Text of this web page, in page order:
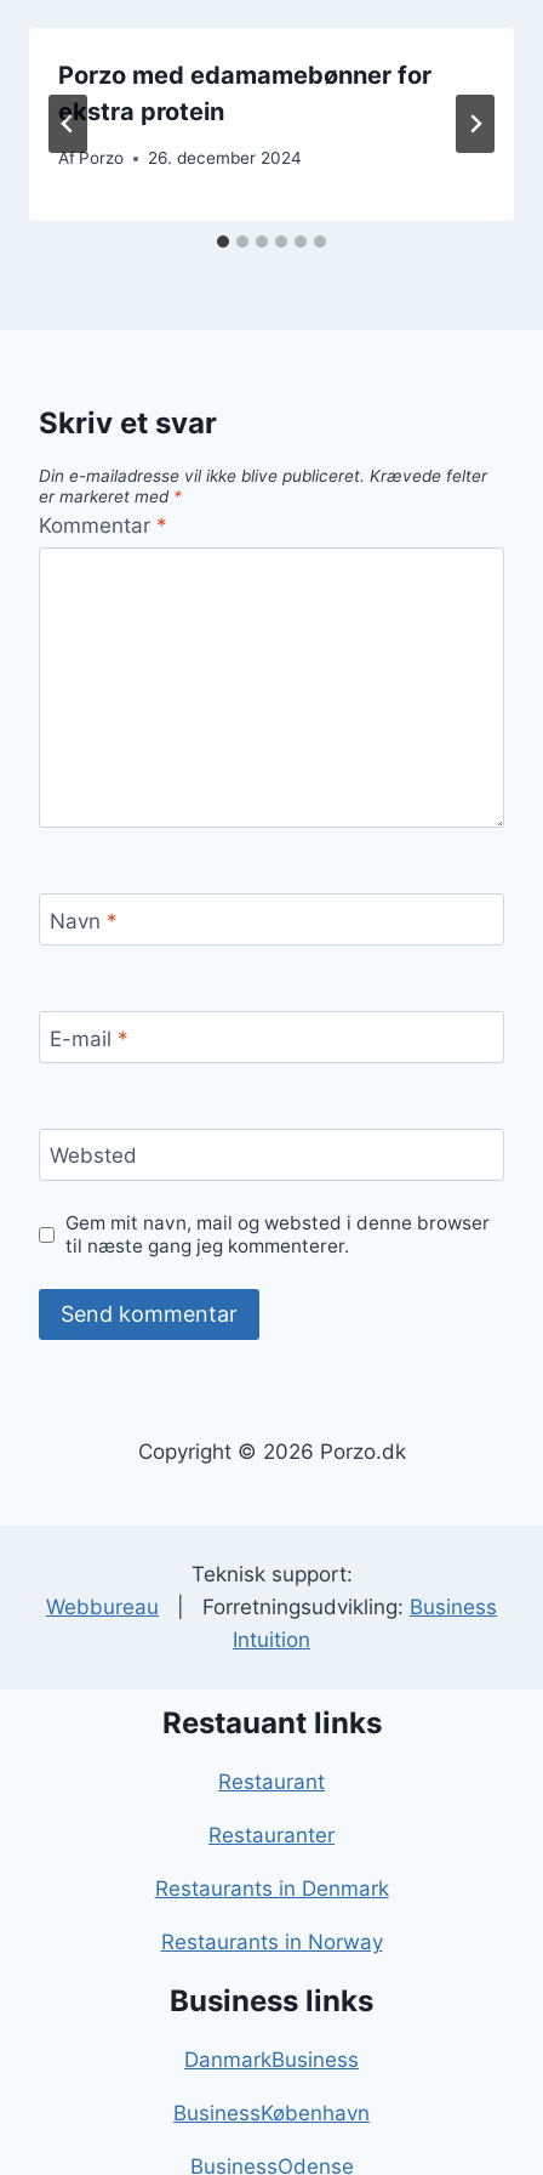
Porzo med edamamebønner for
ekstra protein
AfPorzo 26. december 2024
Skriv et svar
Din e-mailadresse vil ikke blive publiceret. Krævede felter
er markeret med *
Kommentar *
Navn *
E-mail *
Websted
Gem mit navn, mail og websted i denne browser
til næste gang jeg kommenterer.
Copyright © 2026 Porzo.dk
Teknisk support:
Webbureau | Forretningsudvikling: Business
Intuition
Restauant links
Restaurant
Restauranter
Restaurants in Denmark
Restaurants in Norway
Business links
DanmarkBusiness
BusinessKøbenhavn
BusinessOdense